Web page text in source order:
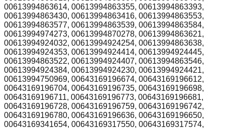
00613994863614, 00613994863355, 00613994863393,
00613994863430, 00613994863416, 00613994863553,
00613994863577, 00613994863539, 00613994863584,
00613994974273, 00613994870278, 00613994863621,
00613994924032, 00613994924254, 00613994863638,
00613994924353, 00613994924414, 00613994924445,
00613994863522, 00613994924407, 00613994863546,
00613994924384, 00613994924230, 00613994924421,
00613994750969, 00643169196674, 00643169196612,
00643169196704, 00643169196735, 00643169196698,
00643169196711, 00643169196773, 00643169196681,
00643169196728, 00643169196759, 00643169196742,
00643169196780, 00643169196636, 00643169196650,
00643169341654, 00643169317550, 00643169317574,